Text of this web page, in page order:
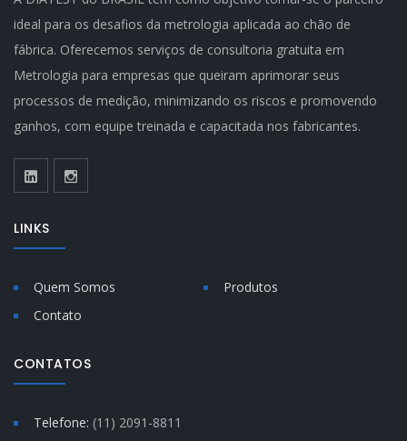
ideal para os desafios da metrologia aplicada ao chão de
fábrica. Oferecemos serviços de consultoria gratuita em
Metrologia para empresas que queiram aprimorar seus
processos de medição, minimizando os riscos e promovendo
ganhos, com equipe treinada e capacitada nos fabricantes.
LINKS
Quem Somos
Produtos
Contato
CONTATOS
Telefone: (11) 2091-8811